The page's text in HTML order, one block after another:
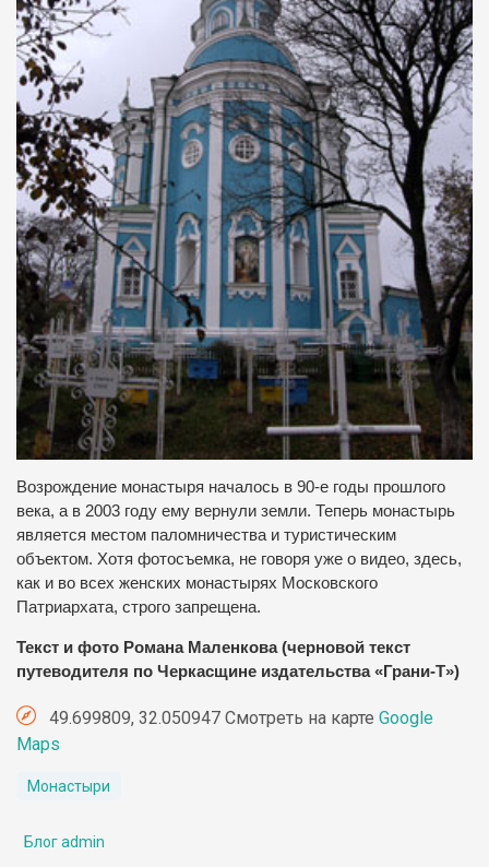
Возрождение монастыря началось в 90-е годы прошлого
века, а в 2003 году ему вернули земли. Теперь монастырь
является местом паломничества и туристическим
объектом. Хотя фотосъемка, не говоря уже о видео, здесь,
как и во всех женских монастырях Московского
Патриархата, строго запрещена.
Текст и фото Романа Маленкова (черновой текст
путеводителя по Черкасщине издательства «Грани-Т»)
49.699809, 32.050947 Смотреть на карте Google
Maps
Монастыри
Блог admin